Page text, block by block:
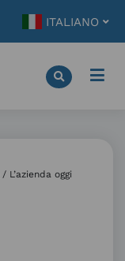
ITALIANO
/ L’azienda oggi